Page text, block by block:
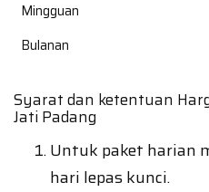
Mingguan
Bulanan
Syarat dan ketentuan
Jati Padang
Untuk paket harian
hari lepas kunci.